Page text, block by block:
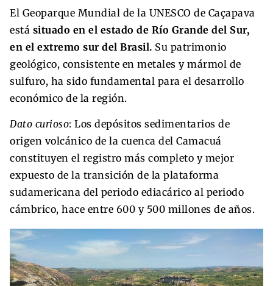
El Geoparque Mundial de la UNESCO de Caçapava
está situado en el estado de Río Grande del Sur,
en el extremo sur del Brasil. Su patrimonio
geológico, consistente en metales y mármol de
sulfuro, ha sido fundamental para el desarrollo
económico de la región.
Dato curioso: Los depósitos sedimentarios de
origen volcánico de la cuenca del Camacuá
constituyen el registro más completo y mejor
expuesto de la transición de la plataforma
sudamericana del periodo ediacárico al periodo
cámbrico, hace entre 600 y 500 millones de años.